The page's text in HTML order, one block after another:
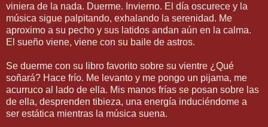
viniera de la nada. Duerme. Invierno. El día oscurece y la
música sigue palpitando, exhalando la serenidad. Me
aproximo a su pecho y sus latidos andan aún en la calma.
El sueño viene, viene con su baile de astros.
Se duerme con su libro favorito sobre su vientre ¿Qué
soñará? Hace frío. Me levanto y me pongo un pijama, me
acurruco al lado de ella. Mis manos frías se posan sobre las
de ella, desprenden tibieza, una energía induciéndome a
ser estática mientras la música suena.